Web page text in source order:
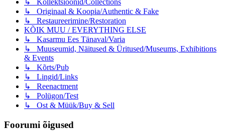
↳ Kollektsioonid/Collections
↳ Originaal & Koopia/Authentic & Fake
↳ Restaureerimine/Restoration
KÕIK MUU / EVERYTHING ELSE
↳ Kasarmu Ees Tänaval/Varia
↳ Muuseumid, Näitused & Üritused/Museums, Exhibitions
& Events
↳ Kõrts/Pub
↳ Lingid/Links
↳ Reenactment
↳ Polügon/Test
↳ Ost & Müük/Buy & Sell
Foorumi õigused